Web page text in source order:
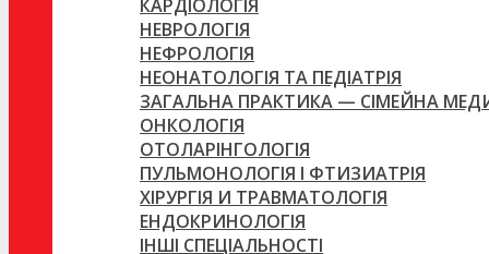
КАРДІОЛОГІЯ
НЕВРОЛОГІЯ
НЕФРОЛОГІЯ
НЕОНАТОЛОГІЯ ТА ПЕДІАТРІЯ
ЗАГАЛЬНА ПРАКТИКА — СІМЕЙНА
ОНКОЛОГІЯ
ОТОЛАРІНГОЛОГІЯ
ПУЛЬМОНОЛОГІЯ І ФТИЗИАТРІЯ
ХІРУРГІЯ И ТРАВМАТОЛОГІЯ
ЕНДОКРИНОЛОГІЯ
ІНШІ СПЕЦІАЛЬНОСТІ